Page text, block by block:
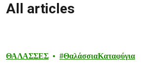
All articles
ΘΑΛΑΣΣΕΣ ΘαλάσσιαΚαταφύγια